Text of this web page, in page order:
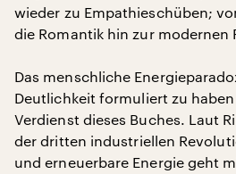
wieder zu Empathieschüben;
die Romantik hin zur modernen
Das menschliche
Deutlichkeit formuliert zu
Verdienst dieses Buches. Laut
der dritten industriellen
und erneuerbare Energie geht